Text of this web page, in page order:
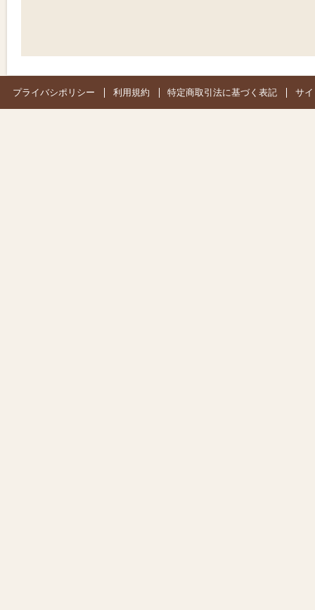
プライバシポリシー 利用規約 特定商取引法に基づく表記 サ